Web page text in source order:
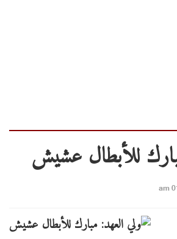
للأبطال عشيش